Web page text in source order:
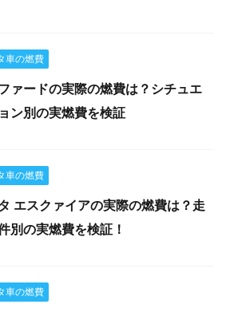
車の燃費
ァードの実際の燃費は？シチュエ
ン別の実燃費を検証
車の燃費
エスクァイアの実際の燃費は？走
別の実燃費を検証！
車の燃費